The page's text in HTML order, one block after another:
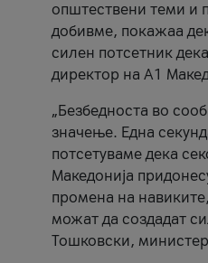
општествени теми и
добивме, покажаа
силен потсетник
директор на А1
„Безбедноста во
значење. Една
потсетуваме дека
Македонија
промена на
можат да создадат
Тошковски,